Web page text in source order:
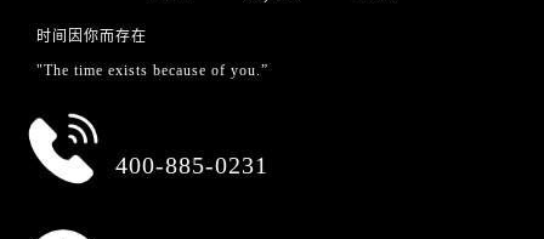
时间因你而存在
"The time exists because of you.”
400-885-0231